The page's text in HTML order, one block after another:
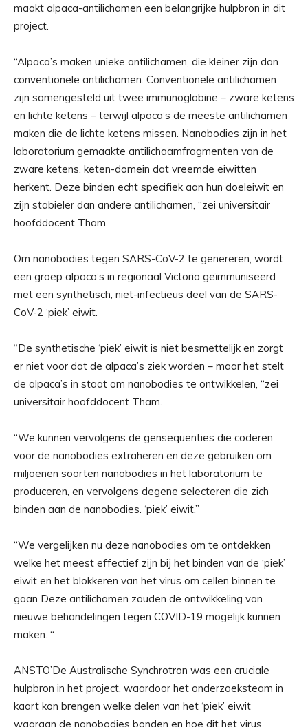
maakt alpaca-antilichamen een belangrijke hulpbron in dit
project.
“Alpaca’s maken unieke antilichamen, die kleiner zijn dan
conventionele antilichamen. Conventionele antilichamen
zijn samengesteld uit twee immunoglobine – zware ketens
en lichte ketens – terwijl alpaca’s de meeste antilichamen
maken die de lichte ketens missen. Nanobodies zijn in het
laboratorium gemaakte antilichaamfragmenten van de
zware ketens. keten-domein dat vreemde eiwitten
herkent. Deze binden echt specifiek aan hun doeleiwit en
zijn stabieler dan andere antilichamen, “zei universitair
hoofddocent Tham.
Om nanobodies tegen SARS-CoV-2 te genereren, wordt
een groep alpaca’s in regionaal Victoria geïmmuniseerd
met een synthetisch, niet-infectieus deel van de SARS-
CoV-2 ‘piek’ eiwit.
“De synthetische ‘piek’ eiwit is niet besmettelijk en zorgt
er niet voor dat de alpaca’s ziek worden – maar het stelt
de alpaca’s in staat om nanobodies te ontwikkelen, “zei
universitair hoofddocent Tham.
“We kunnen vervolgens de gensequenties die coderen
voor de nanobodies extraheren en deze gebruiken om
miljoenen soorten nanobodies in het laboratorium te
produceren, en vervolgens degene selecteren die zich
binden aan de nanobodies. ‘piek’ eiwit.”
“We vergelijken nu deze nanobodies om te ontdekken
welke het meest effectief zijn bij het binden van de ‘piek’
eiwit en het blokkeren van het virus om cellen binnen te
gaan Deze antilichamen zouden de ontwikkeling van
nieuwe behandelingen tegen COVID-19 mogelijk kunnen
maken. “
ANSTO’De Australische Synchrotron was een cruciale
hulpbron in het project, waardoor het onderzoeksteam in
kaart kon brengen welke delen van het ‘piek’ eiwit
waaraan de nanobodies bonden en hoe dit het virus